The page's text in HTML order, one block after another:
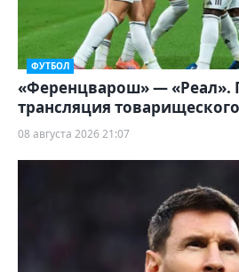
ФУТБОЛ
«Ференцварош» — «Реал».
трансляция
08 августа 2026 21:07